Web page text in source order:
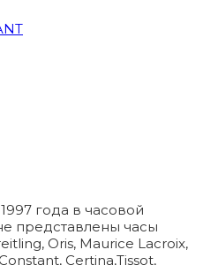
года в часовой
представлены часы
Oris, Maurice Lacroix,
Certina,Tissot,